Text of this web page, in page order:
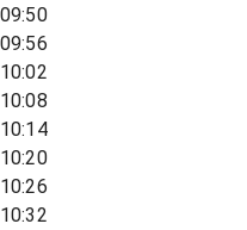
09:50
09:56
10:02
10:08
10:14
10:20
10:26
10:32